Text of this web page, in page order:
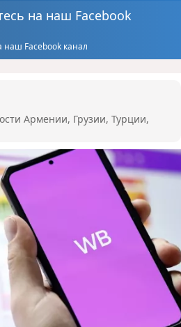
на наш Facebook
Facebook канал
Армении, Грузии, Турции,